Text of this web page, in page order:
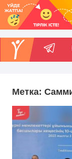
Метка: